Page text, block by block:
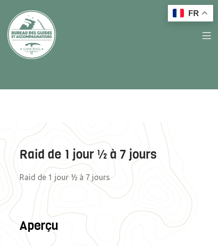
Raid de 1 jour ½ à 7 jours
Raid de 1 jour ½ à 7 jours
Aperçu
FR